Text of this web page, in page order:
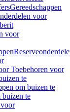
Gereedschappen
voor
voor
Toebehoren voor
te
om buizen te
buizen te